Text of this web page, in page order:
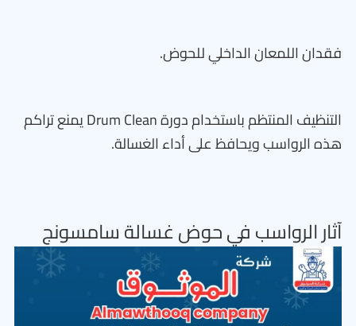
فقدان اللمعان الداخلي للحوض.
التنظيف المنتظم باستخدام دورة Drum Clean يمنع تراكم
هذه الرواسب ويحافظ على أداء الغسالة.
آثار الرواسب في حوض غسالة سامسونج